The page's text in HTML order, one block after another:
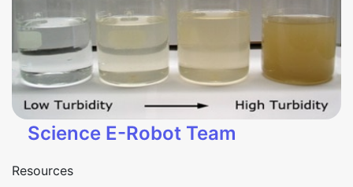
Science E-Robot Team
Resources